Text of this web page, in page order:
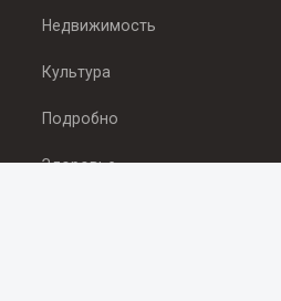
Недвижимость
Культура
Подробно
Здоровье